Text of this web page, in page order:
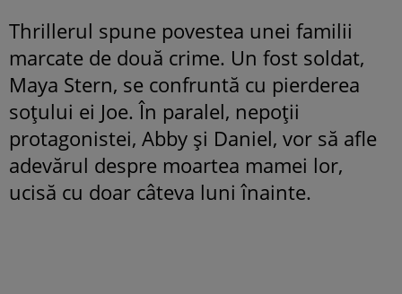
Thrillerul spune povestea unei familii
marcate de două crime. Un fost soldat,
Maya Stern, se confruntă cu pierderea
soțului ei Joe. În paralel, nepoții
protagonistei, Abby și Daniel, vor să afle
adevărul despre moartea mamei lor,
ucisă cu doar câteva luni înainte.